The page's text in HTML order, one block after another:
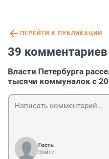
ПЕРЕЙТИ К ПУБЛИКАЦИИ
39
Власти Петербурга
тысячи коммуналок с
Гость
Войти